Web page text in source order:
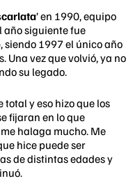
’ en 1990, equipo
año siguiente fue
, siendo 1997 el único año
Una vez que volvió, ya no
su legado.
y eso hizo que los
fijaran en lo que
me halaga mucho. Me
hice puede ser
de distintas edades y